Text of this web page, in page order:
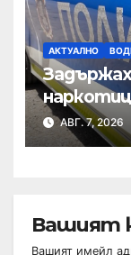
АКТУАЛНО
АВГ. 7, 2026
Вашият
Вашият имейл